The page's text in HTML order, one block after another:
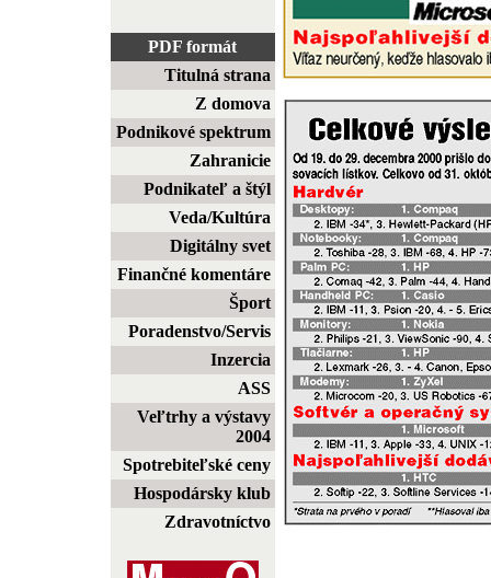
PDF formát
Titulná strana
Z domova
Podnikové spektrum
Zahranicie
Podnikateľ a štýl
Veda/Kultúra
Digitálny svet
Finančné komentáre
Šport
Poradenstvo/Servis
Inzercia
ASS
Veľtrhy a výstavy
2004
Spotrebiteľské ceny
Hospodársky klub
Zdravotníctvo